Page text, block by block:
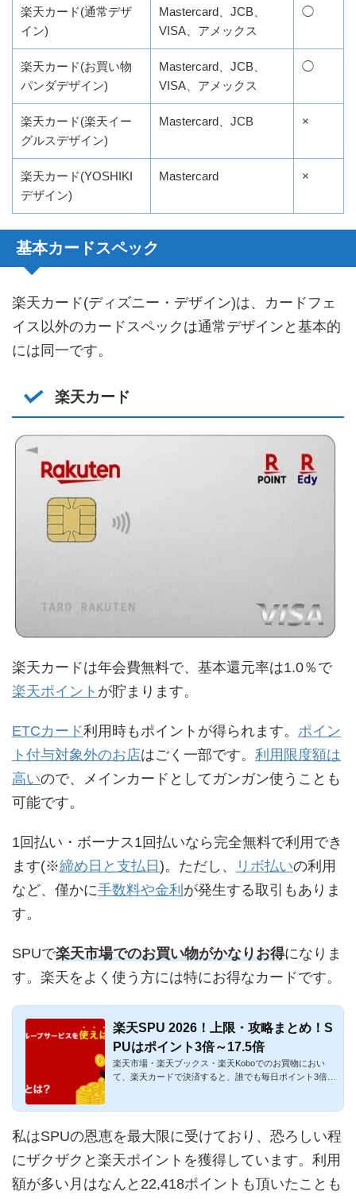
楽天カード(通常デザ
イン)
Mastercard、JCB、
VISA、アメックス
◯
楽天カード(お買い物
パンダデザイン)
Mastercard、JCB、
VISA、アメックス
◯
楽天カード(楽天イー
グルスデザイン)
Mastercard、JCB ×
楽天カード(YOSHIKI
デザイン)
Mastercard ×
基本カードスペック
楽天カード(ディズニー・デザイン)は、カードフェ
イス以外のカードスペックは通常デザインと基本的
には同一です。
楽天カード
楽天カードは年会費無料で、基本還元率は1.0％で
楽天ポイント が貯まります。
ETCカード利用時もポイントが得られます。 ポイン
ト付与対象外のお店はごく一部です。 利用限度額は
高いので、メインカードとしてガンガン使うことも
可能です。
1回払い・ボーナス1回払いなら完全無料で利用でき
ます(※締め日と支払日)。ただし、 リボ払いの利用
など、僅かに手数料や金利 が発生する取引もありま
す。
SPUで楽天市場でのお買い物がかなりお得になりま
す。楽天をよく使う方には特にお得なカードです。
楽天SPU 2026！上限・攻略まとめ！S
PUはポイント3倍～17.5倍
楽天市場・楽天ブックス・楽天Koboでのお買物におい
て、楽天カードで決済すると、誰でも毎日ポイント3倍～
私はSPUの恩恵を最大限に受けており、恐ろしい程
にザクザクと楽天ポイントを獲得しています。利用
額が多い月はなんと22,418ポイントも頂いたことも